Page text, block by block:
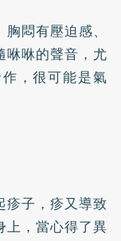
悶有壓迫感、
咻咻的聲音，尤
，很可能是氣
疹子，疹又導致
上，當心得了異